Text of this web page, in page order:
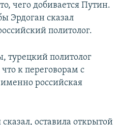
чего добивается Путин.
Эрдоган сказал
политолог.
турецкий политолог
к переговорам с
российская
оставила открытой